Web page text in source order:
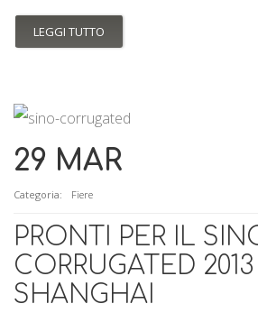
LEGGI TUTTO
29 MAR
Categoria: Fiere
PRONTI PER IL
CORRUGATED
SHANGHAI